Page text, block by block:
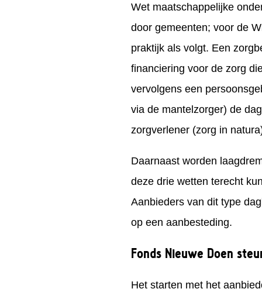
Wet maatschappelijke
door gemeenten; voor de
praktijk als volgt. Een
financiering voor de zorg
vervolgens een
via de mantelzorger) de
zorgverlener (zorg in
Daarnaast worden
deze drie wetten terecht
Aanbieders van dit type
op een aanbesteding.
Fonds Nieuwe Doen
Het starten met het